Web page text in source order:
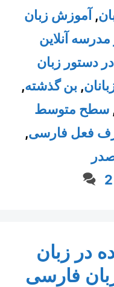
, آموزش زبان
آنلاین
دستور زبان
,بن گذشته,
سطح متوسط
فعل فارسی,
در زبان
فارسی